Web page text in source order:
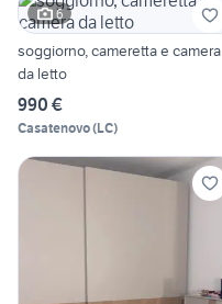
6
soggiorno, cameretta e camera
da letto
990 €
Casatenovo(LC)